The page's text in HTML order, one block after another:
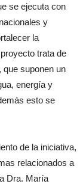
se ejecuta con
y
la
trata de
que suponen un
energía y
esto se
de la iniciativa,
relacionados a
Dra. María